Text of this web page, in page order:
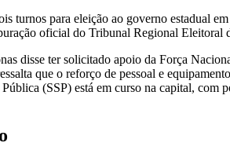
turnos para eleição ao governo estadual
oficial do Tribunal Regional Eleitoral
disse ter solicitado apoio da Força
que o reforço de pessoal e
(SSP) está em curso na capital,